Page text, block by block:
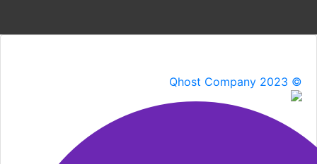
Qhost Company 2023 ©